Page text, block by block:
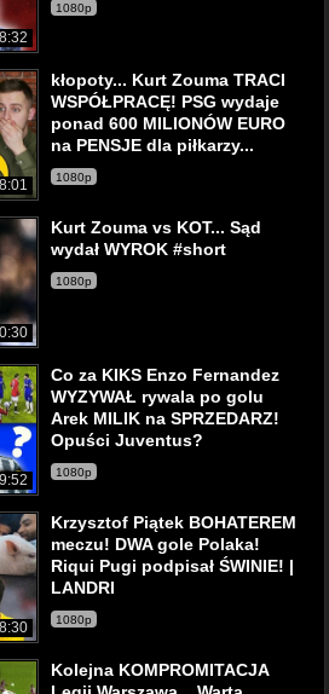
1080p
kłopoty... Kurt Zouma TRACI
WSPÓŁPRACĘ! PSG wydaje
ponad 600 MILIONÓW EURO
na PENSJE dla piłkarzy...
1080p
Kurt Zouma vs KOT... Sąd
wydał WYROK #short
1080p
Co za KIKS Enzo Fernandez
WYZYWAŁ rywala po golu
Arek MILIK na SPRZEDARZ!
Opuści Juventus?
1080p
Krzysztof Piątek BOHATEREM
meczu! DWA gole Polaka!
Riqui Pugi podpisał ŚWINIE! |
LANDRI
1080p
Kolejna KOMPROMITACJA